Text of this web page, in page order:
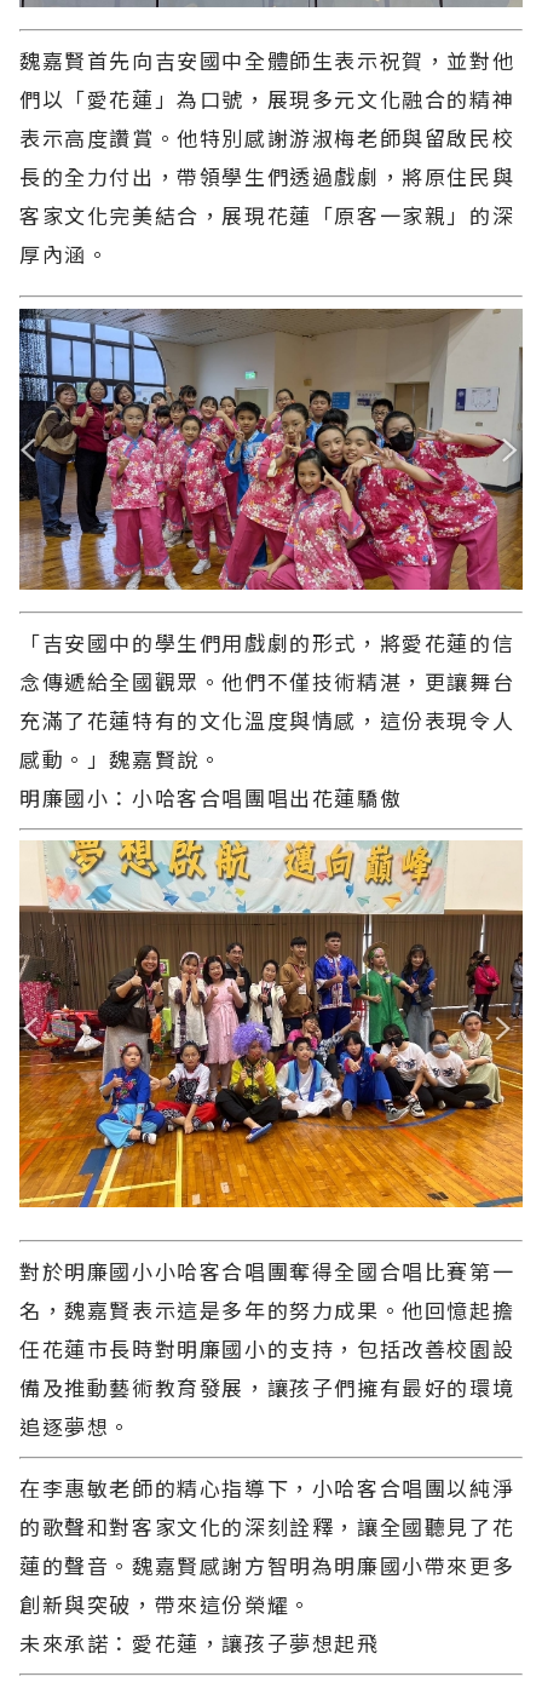
魏嘉賢首先向吉安國中全體師生表示祝賀，並對他
們以「愛花蓮」為口號，展現多元文化融合的精神
表示高度讚賞。他特別感謝游淑梅老師與留啟民校
長的全力付出，帶領學生們透過戲劇，將原住民與
客家文化完美結合，展現花蓮「原客一家親」的深
厚內涵。
「吉安國中的學生們用戲劇的形式，將愛花蓮的信
念傳遞給全國觀眾。他們不僅技術精湛，更讓舞台
充滿了花蓮特有的文化溫度與情感，這份表現令人
感動。」魏嘉賢說。
明廉國小：小哈客合唱團唱出花蓮驕傲
對於明廉國小小哈客合唱團奪得全國合唱比賽第一
名，魏嘉賢表示這是多年的努力成果。他回憶起擔
任花蓮市長時對明廉國小的支持，包括改善校園設
備及推動藝術教育發展，讓孩子們擁有最好的環境
追逐夢想。
在李惠敏老師的精心指導下，小哈客合唱團以純淨
的歌聲和對客家文化的深刻詮釋，讓全國聽見了花
蓮的聲音。魏嘉賢感謝方智明為明廉國小帶來更多
創新與突破，帶來這份榮耀。
未來承諾：愛花蓮，讓孩子夢想起飛